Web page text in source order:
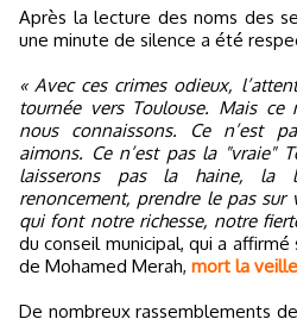
Après la lecture des noms des
une minute de silence a été
« Avec ces crimes odieux,
tournée vers Toulouse. Mais ce
nous connaissons. Ce n’est
aimons. Ce n’est pas la "vraie"
laisserons pas la haine, la
renoncement, prendre le pas sur
qui font notre richesse, notre
du conseil municipal, qui a
de Mohamed Merah, mort la veille
De nombreux rassemblements